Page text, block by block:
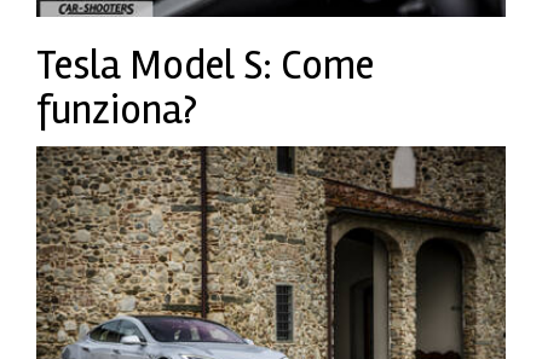
Tesla Model S: Come
funziona?